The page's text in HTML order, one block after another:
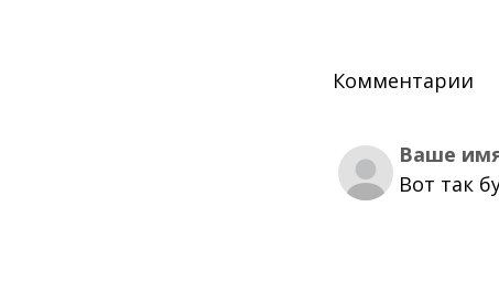
Комментарии
Ваше
Вот так